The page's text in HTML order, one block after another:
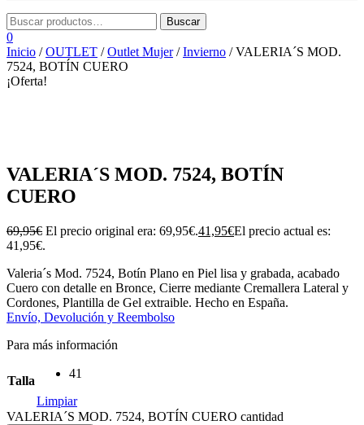
0
Inicio /OUTLET /Outlet Mujer/Invierno / VALERIA´S MOD.
7524, BOTÍN CUERO
¡Oferta!
VALERIA´S MOD. 7524, BOTÍN
CUERO
69,95€ El precio original era: 69,95€.41,95€El precio actual es:
41,95€.
Valeria´s Mod. 7524, Botín Plano en Piel lisa y grabada, acabado
Cuero con detalle en Bronce, Cierre mediante Cremallera Lateral y
Cordones, Plantilla de Gel extraible. Hecho en España.
Envío, Devolución y Reembolso
Para más información
Talla
41
Limpiar
VALERIA´S MOD. 7524, BOTÍN CUERO cantidad